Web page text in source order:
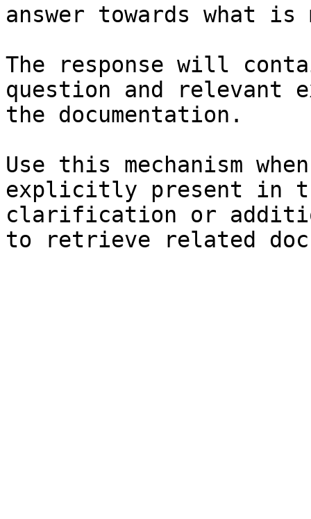
answer towards what
The response will
question and relevant
the documentation.
Use this mechanism
explicitly present in
clarification or